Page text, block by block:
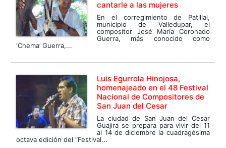
cantarle a las mujeres
En el corregimiento de Patillal,
municipio de Valledupar, el
compositor José María Coronado
Guerra, más conocido como
‘Chema’ Guerra,...
Luis Egurrola Hinojosa,
homenajeado en el 48 Festival
Nacional de Compositores de
San Juan del Cesar
La ciudad de San Juan del Cesar
Guajira se prepara para vivir del 11
al 14 de diciembre la cuadragésima
octava edición del “Festival...